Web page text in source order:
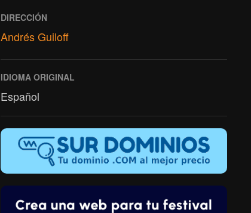
DIRECCIÓN
Andrés Guiloff
IDIOMA ORIGINAL
Español